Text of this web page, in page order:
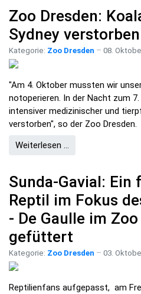
Zoo Dresden:
Sydney verstorben
Kategorie: Zoo Dresden 08.
"Am 4. Oktober mussten wir
notoperieren. In der Nacht zum
intensiver medizinischer und
verstorben", so der Zoo Dresden.
Weiterlesen …
Sunda-Gavial: Ein
Reptil im Fokus
- De Gaulle im
gefüttert
Kategorie: Zoo Dresden 03.
Reptilienfans aufgepasst, am